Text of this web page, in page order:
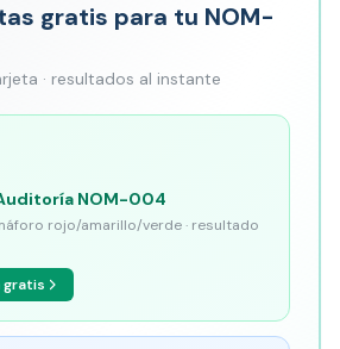
gratis para tu NOM-
· resultados al instante
NOM-004
rojo/amarillo/verde · resultado
gratis